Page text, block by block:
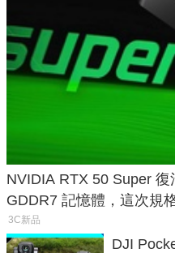
NVIDIA RTX 50 Super
GDDR7 記憶體，這次規
3C新品
DJI